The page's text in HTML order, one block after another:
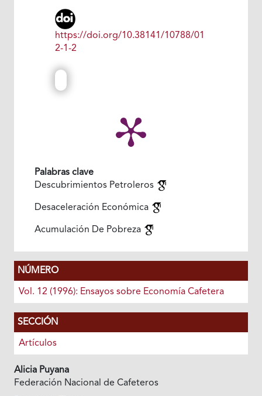
https://doi.org/10.38141/10788/01
2-1-2
Palabras clave
Descubrimientos Petroleros
Desaceleración Económica
Acumulación De Pobreza
NÚMERO
Vol. 12 (1996): Ensayos sobre Economía Cafetera
SECCIÓN
Artículos
Alicia Puyana
Federación Nacional de Cafeteros